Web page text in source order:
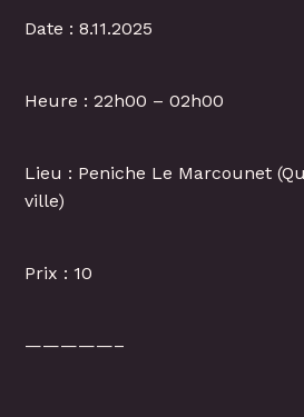
Date : 8.11.2025
Heure : 22h00 – 02h00
Lieu : Peniche Le Marcounet
ville)
Prix : 10
—————–